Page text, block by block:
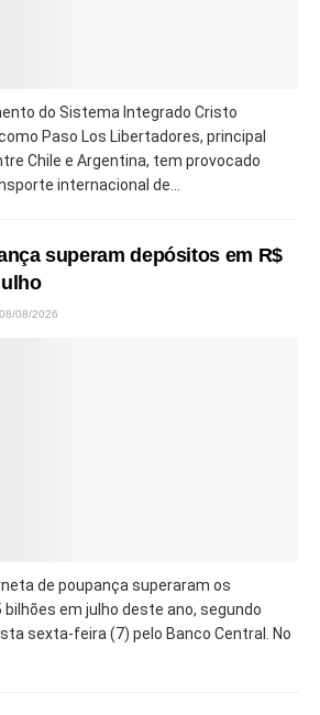
do Sistema Integrado Cristo
Paso Los Libertadores, principal
Chile e Argentina, tem provocado
internacional de...
superam depósitos em R$
08/08/2026
de poupança superaram os
em julho deste ano, segundo
sexta-feira (7) pelo Banco Central. No